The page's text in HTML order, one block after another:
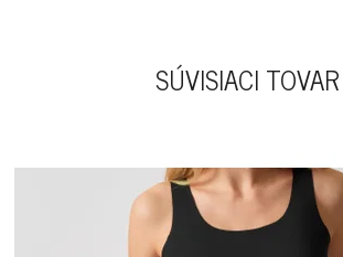
SÚVISIACI TOVAR